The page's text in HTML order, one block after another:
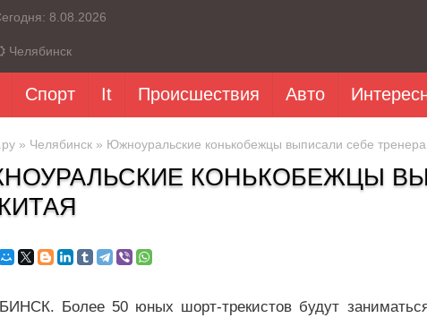
8.08.2026
Челябинск
Спорт It Происшествия Авто
» Челябинск » Южноуральские конькобежцы выписали себе тренера
КОНЬКОБЕЖЦЫ
Более 50 юных шорт-трекистов будут